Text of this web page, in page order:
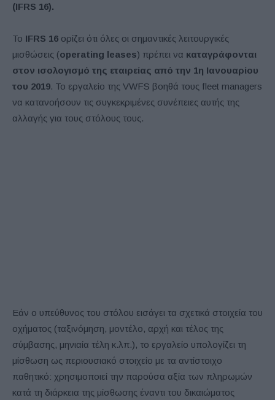
(IFRS 16).
Το IFRS 16 ορίζει ότι όλες οι σημαντικές λειτουργικές
μισθώσεις (operating leases) πρέπει να καταγράφονται
στον ισολογισμό της εταιρείας από την 1η Ιανουαρίου
του 2019. Το εργαλείο της VWFS βοηθά τους fleet managers
να κατανοήσουν τις συγκεκριμένες συνέπειες αυτής της
αλλαγής για τους στόλους τους.
Εάν ο υπεύθυνος του στόλου εισάγει τα σχετικά στοιχεία του
οχήματος (ταξινόμηση, μοντέλο, αρχή και τέλος της
σύμβασης, μηνιαία τέλη κ.λπ.), το εργαλείο υπολογίζει τη
μίσθωση ως περιουσιακό στοιχείο με τα αντίστοιχο
παθητικό: χρησιμοποιεί την παρούσα αξία των πληρωμών
κατά τη διάρκεια της μίσθωσης έναντι του δικαιώματος